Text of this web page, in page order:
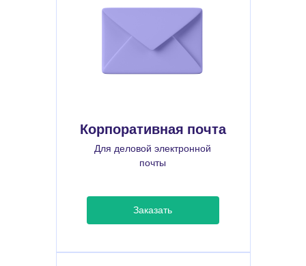
Корпоративная почта
Для деловой электронной
почты
Заказать